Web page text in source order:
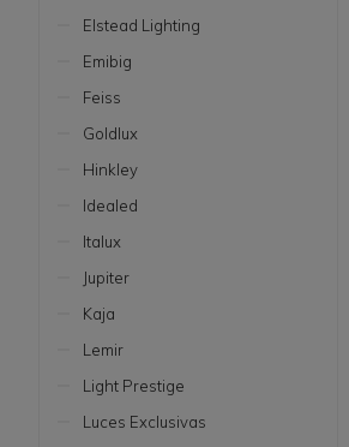
Elstead Lighting
Emibig
Feiss
Goldlux
Hinkley
Idealed
Italux
Jupiter
Kaja
Lemir
Light Prestige
Luces Exclusivas